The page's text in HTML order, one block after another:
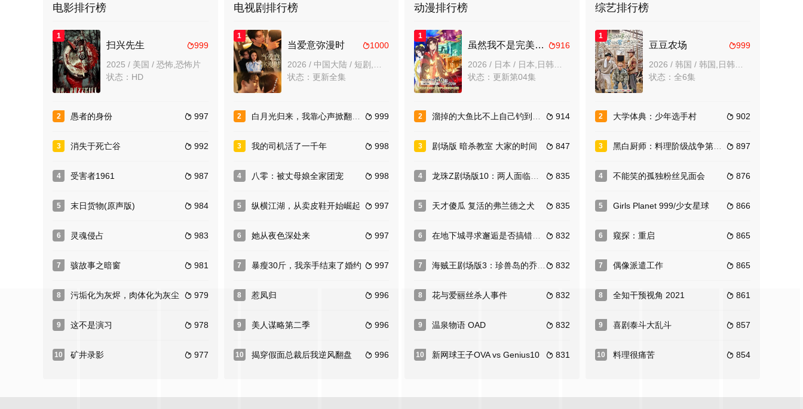
电影排行榜
1
999
扫兴先生
2025 / 美国 / 恐怖,恐怖片
状态：HD
2 997
愚者的身份
3 992
消失于死亡谷
4 987
受害者1961
5 984
末日货物(原声版)
6 983
灵魂侵占
7 981
骇故事之暗窗
8 979
污垢化为灰烬，肉体化为灰尘
9 978
这不是演习
10 977
矿井录影
电视剧排行榜
1
1000
当爱意弥漫时
状态：更新全集
2  999
白月光归来，我靠心声掀翻全员剧本
3  998
我的司机活了一千年
4  998
八零：被丈母娘全家团宠
5  997
纵横江湖，从卖皮鞋开始崛起
6  997
她从夜色深处来
7  997
暴瘦30斤，我亲手结束了婚约
8  996
惹凤归
9  996
美人谋略第二季
10  996
揭穿假面总裁后我逆风翻盘
动漫排行榜
1
916
虽然我不是完美恶女～雏宫蝶鼠替换传～
状态：更新第04集
2 914
溜掉的大鱼比不上自己钓到的鱼
3 847
剧场版 暗杀教室 大家的时间
4 835
龙珠Z剧场版10：两人面临危机! 超战士难以成眠
5 835
天才傻瓜 复活的弗兰德之犬
6 832
在地下城寻求邂逅是否搞错了什么第四季Part2
7 832
海贼王剧场版3：珍兽岛的乔巴王国
8 832
花与爱丽丝杀人事件
9 832
温泉物语 OAD
10 831
新网球王子OVA vs Genius10
综艺排行榜
1
999
豆豆农场
状态：全6集
2  902
大学体典：少年选手村
3  897
黑白厨师：料理阶级战争第二季
4  876
不能笑的孤独粉丝见面会
5  866
Girls Planet 999/少女星球
6  865
窥探：重启
7  865
偶像派遣工作
8  861
全知干预视角 2021
9  857
喜剧泰斗大乱斗
10  854
料理很痛苦